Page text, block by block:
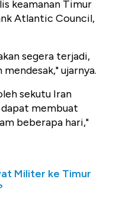
keamanan Timur
Atlantic Council,
segera terjadi,
ujarnya.
sekutu Iran
membuat
beberapa hari,"
Militer ke Timur